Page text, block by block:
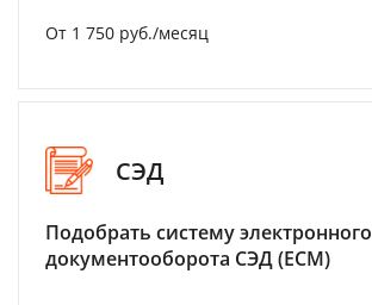
От 1 750 руб./месяц
СЭД
Подобрать систему электронного
документооборота СЭД (ECM)